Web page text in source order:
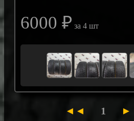
6000 ₽ за 4 шт
◄◄ 1 ►